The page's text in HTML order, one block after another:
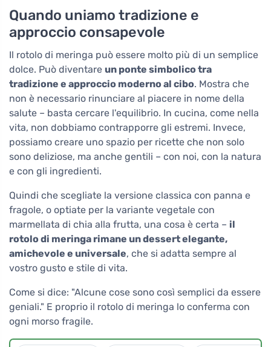
Quando uniamo tradizione e
approccio consapevole
Il rotolo di meringa può essere molto più di un semplice
dolce. Può diventare un ponte simbolico tra
tradizione e approccio moderno al cibo. Mostra che
non è necessario rinunciare al piacere in nome della
salute – basta cercare l'equilibrio. In cucina, come nella
vita, non dobbiamo contrapporre gli estremi. Invece,
possiamo creare uno spazio per ricette che non solo
sono deliziose, ma anche gentili – con noi, con la natura
e con gli ingredienti.
Quindi che scegliate la versione classica con panna e
fragole, o optiate per la variante vegetale con
marmellata di chia alla frutta, una cosa è certa – il
rotolo di meringa rimane un dessert elegante,
amichevole e universale, che si adatta sempre al
vostro gusto e stile di vita.
Come si dice: "Alcune cose sono così semplici da essere
geniali." E proprio il rotolo di meringa lo conferma con
ogni morso fragile.